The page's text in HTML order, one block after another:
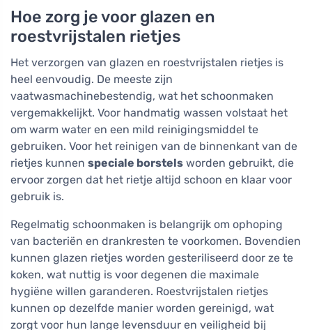
Hoe zorg je voor glazen en
roestvrijstalen rietjes
Het verzorgen van glazen en roestvrijstalen rietjes is
heel eenvoudig. De meeste zijn
vaatwasmachinebestendig, wat het schoonmaken
vergemakkelijkt. Voor handmatig wassen volstaat het
om warm water en een mild reinigingsmiddel te
gebruiken. Voor het reinigen van de binnenkant van de
rietjes kunnen speciale borstels worden gebruikt, die
ervoor zorgen dat het rietje altijd schoon en klaar voor
gebruik is.
Regelmatig schoonmaken is belangrijk om ophoping
van bacteriën en drankresten te voorkomen. Bovendien
kunnen glazen rietjes worden gesteriliseerd door ze te
koken, wat nuttig is voor degenen die maximale
hygiëne willen garanderen. Roestvrijstalen rietjes
kunnen op dezelfde manier worden gereinigd, wat
zorgt voor hun lange levensduur en veiligheid bij